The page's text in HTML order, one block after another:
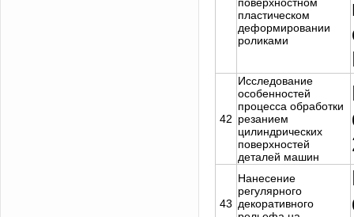
пластическом
деформировании
роликами
42
Исследование
особенностей
процесса обработки
резанием
цилиндрических
поверхностей
деталей машин
43
Нанесение
регулярного
декоративного